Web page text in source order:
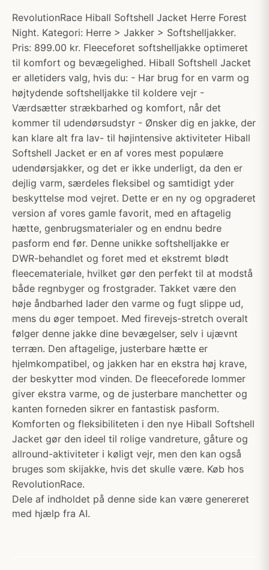
RevolutionRace Hiball Softshell Jacket Herre Forest
Night. Kategori: Herre > Jakker > Softshelljakker.
Pris: 899.00 kr. Fleeceforet softshelljakke optimeret
til komfort og bevægelighed. Hiball Softshell Jacket
er alletiders valg, hvis du: - Har brug for en varm og
højtydende softshelljakke til koldere vejr -
Værdsætter strækbarhed og komfort, når det
kommer til udendørsudstyr - Ønsker dig en jakke, der
kan klare alt fra lav- til højintensive aktiviteter Hiball
Softshell Jacket er en af vores mest populære
udendørsjakker, og det er ikke underligt, da den er
dejlig varm, særdeles fleksibel og samtidigt yder
beskyttelse mod vejret. Dette er en ny og opgraderet
version af vores gamle favorit, med en aftagelig
hætte, genbrugsmaterialer og en endnu bedre
pasform end før. Denne unikke softshelljakke er
DWR-behandlet og foret med et ekstremt blødt
fleecemateriale, hvilket gør den perfekt til at modstå
både regnbyger og frostgrader. Takket være den
høje åndbarhed lader den varme og fugt slippe ud,
mens du øger tempoet. Med firevejs-stretch overalt
følger denne jakke dine bevægelser, selv i ujævnt
terræn. Den aftagelige, justerbare hætte er
hjelmkompatibel, og jakken har en ekstra høj krave,
der beskytter mod vinden. De fleeceforede lommer
giver ekstra varme, og de justerbare manchetter og
kanten forneden sikrer en fantastisk pasform.
Komforten og fleksibiliteten i den nye Hiball Softshell
Jacket gør den ideel til rolige vandreture, gåture og
allround-aktiviteter i køligt vejr, men den kan også
bruges som skijakke, hvis det skulle være. Køb hos
RevolutionRace.
Dele af indholdet på denne side kan være genereret
med hjælp fra AI.